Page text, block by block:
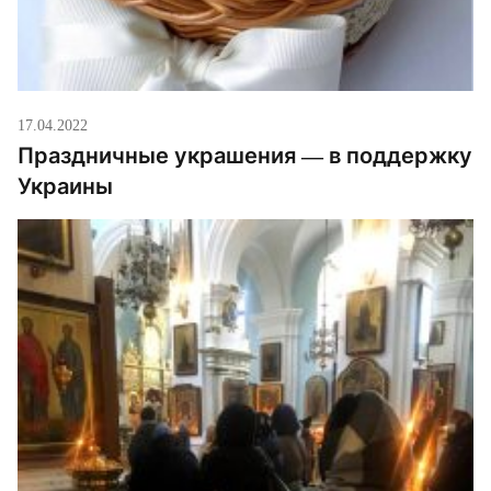
17.04.2022
Праздничные украшения — в поддержку
Украины